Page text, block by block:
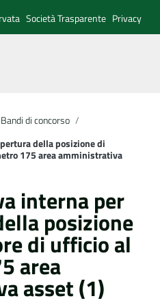
Società Trasparente Privacy
Bandi di concorso /
della posizione di
175 area amministrativa
interna per
posizione
di ufficio al
area
asset (1)